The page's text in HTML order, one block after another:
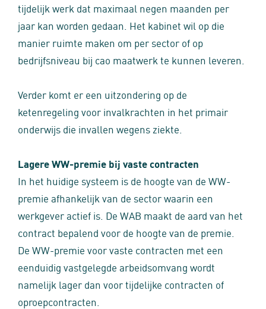
tijdelijk werk dat maximaal negen maanden per
jaar kan worden gedaan. Het kabinet wil op die
manier ruimte maken om per sector of op
bedrijfsniveau bij cao maatwerk te kunnen leveren.
Verder komt er een uitzondering op de
ketenregeling voor invalkrachten in het primair
onderwijs die invallen wegens ziekte.
Lagere WW-premie bij vaste contracten
In het huidige systeem is de hoogte van de WW-
premie afhankelijk van de sector waarin een
werkgever actief is. De WAB maakt de aard van het
contract bepalend voor de hoogte van de premie.
De WW-premie voor vaste contracten met een
eenduidig vastgelegde arbeidsomvang wordt
namelijk lager dan voor tijdelijke contracten of
oproepcontracten.